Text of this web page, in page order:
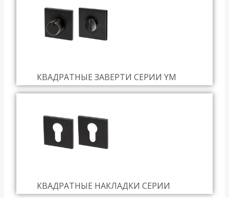
КВАДРАТНЫЕ ЗАВЕРТИ СЕРИИ YM
КВАДРАТНЫЕ НАКЛАДКИ СЕРИИ